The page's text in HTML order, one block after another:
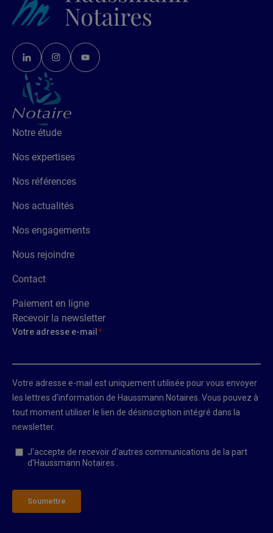
Notre étude
Nos expertises
Nos références
Nos actualités
Nos engagements
Nous rejoindre
Contact
Paiement en ligne
Recevoir la newsletter